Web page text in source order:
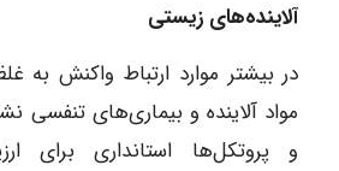
آلاینده‌های زیستی
در بیشتر موارد ارتباط واکنش به
مواد آلاینده و بیماری‌های تنفسی
و پروتکل‌ها استانداری برای